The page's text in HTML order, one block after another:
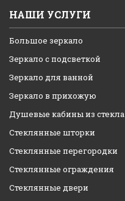
НАШИ УСЛУГИ
Большое зеркало
Зеркало с подсветкой
Зеркало для ванной
Зеркало в прихожую
Душевые кабины из стекла
Стеклянные шторки
Стеклянные перегородки
Стеклянные ограждения
Стеклянные двери